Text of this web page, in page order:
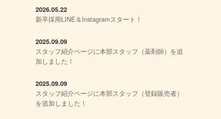
2026.05.22
新卒採用LINE＆Instagramスタート！
2025.09.09
スタッフ紹介ページに本部スタッフ（薬剤師）を追
加しました！
2025.09.09
スタッフ紹介ページに本部スタッフ（登録販売者）
を追加しました！